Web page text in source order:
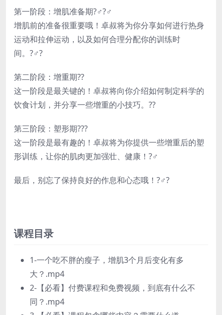
第一阶段：增肌准备期?️‍♂️?‍♂️
增肌前的准备很重要哦！卓叔将为你分享如何进行热身
运动和拉伸运动，以及如何合理分配你的训练时
间。?️‍♂️?
第二阶段：增重期??
这一阶段是最关键的！卓叔将向你介绍如何制定科学的
饮食计划，并分享一些增重的小技巧。??
第三阶段：塑形期?‍??
这一阶段是最有趣的！卓叔将为你提供一些增重后的塑
形训练，让你的肌肉更加强壮、健康！?️‍♂️
最后，别忘了保持良好的作息和心态哦！?‍♂️?
课程目录
1-一个吃不胖的瘦子，增肌3个月后变化有多
大？.mp4
2-【必看】付费课程和免费视频，到底有什么不
同？.mp4